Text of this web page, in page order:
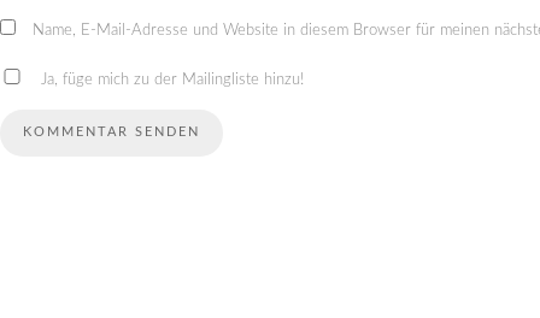
Name, E-Mail-Adresse und Website in diesem Browser für meinen
Ja, füge mich zu der Mailingliste hinzu!